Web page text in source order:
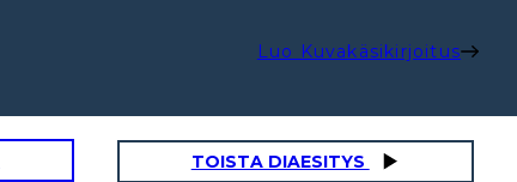
Luo Kuvakäsikirjoitus
TOISTA DIAESITYS